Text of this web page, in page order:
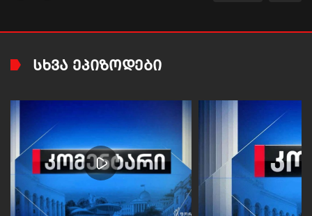
ᲡᲮᲕᲐ ᲔᲞᲘᲖᲝᲓᲔᲑᲘ